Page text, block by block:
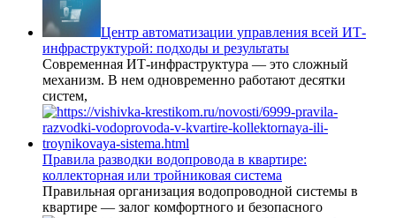
Центр автоматизации управления всей ИТ-
инфраструктурой: подходы и результаты
Современная ИТ-инфраструктура — это сложный
механизм. В нем одновременно работают десятки
систем,
Правила разводки водопровода в квартире:
коллекторная или тройниковая система
Правильная организация водопроводной системы в
квартире — залог комфортного и безопасного